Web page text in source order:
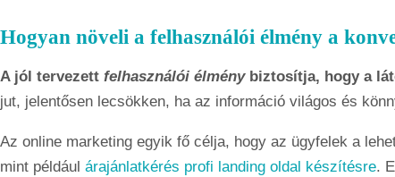
Hogyan növeli a felhasználói élmény a
A jól tervezett felhasználói élménybiztosítja, hogy a
jut, jelentősen lecsökken, ha az információ világos és
Az online marketing egyik fő célja, hogy az ügyfelek a
mint például árajánlatkérés profi landing oldal készítésre.